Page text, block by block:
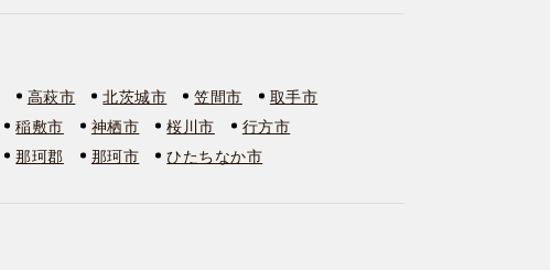
高萩市 北茨城市 笠間市
取手市
稲敷市 神栖市 桜川市
行方市
那珂郡 那珂市 ひたちなか市